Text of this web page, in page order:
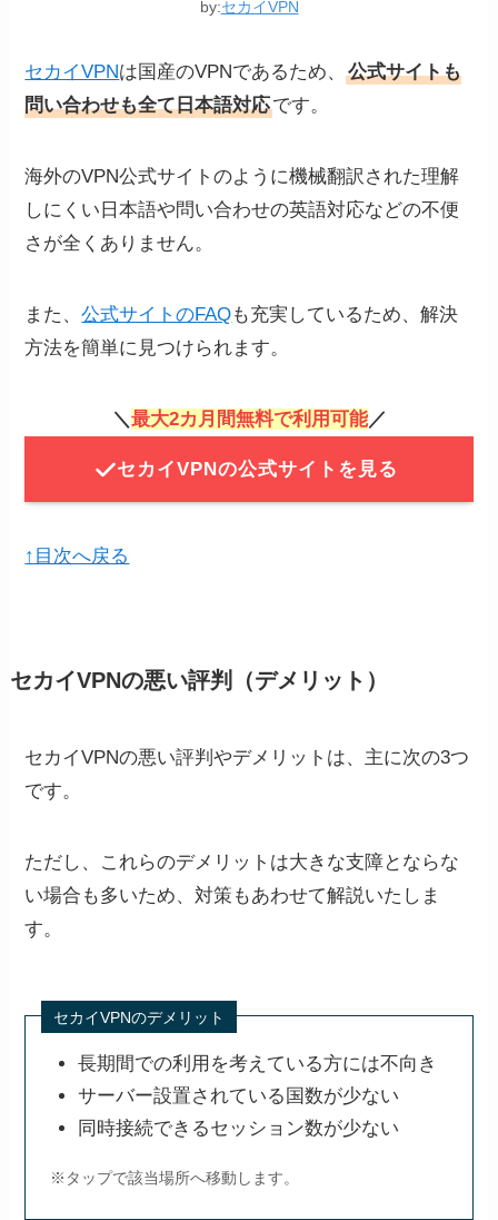
by:セカイVPN
セカイVPNは国産のVPNであるため、公式サイトも
問い合わせも全て日本語対応です。
海外のVPN公式サイトのように機械翻訳された理解
しにくい日本語や問い合わせの英語対応などの不便
さが全くありません。
また、公式サイトのFAQも充実しているため、解決
方法を簡単に見つけられます。
＼最大2カ月間無料で利用可能／
セカイVPNの公式サイトを見る
↑目次へ戻る
セカイVPNの悪い評判（デメリット）
セカイVPNの悪い評判やデメリットは、主に次の3つ
です。
ただし、これらのデメリットは大きな支障とならな
い場合も多いため、対策もあわせて解説いたしま
す。
セカイVPNのデメリット
長期間での利用を考えている方には不向き
サーバー設置されている国数が少ない
同時接続できるセッション数が少ない
※タップで該当場所へ移動します。